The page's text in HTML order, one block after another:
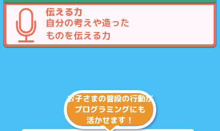
伝える力
自分の考えや造った
ものを伝える力
お子さまの普段の行動が
プログラミングにも
活かせます！